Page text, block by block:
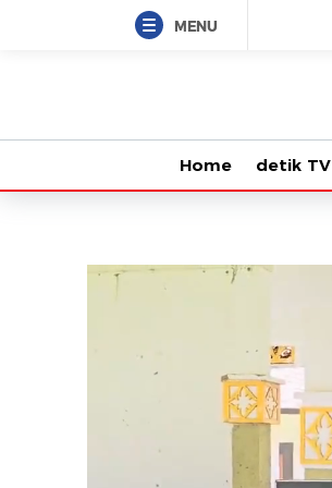
MENU
Home detik TV